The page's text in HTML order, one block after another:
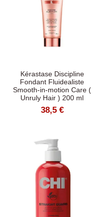
Kérastase Discipline
Fondant Fluidealiste
Smooth-in-motion Care (
Unruly Hair ) 200 ml
38,5 €